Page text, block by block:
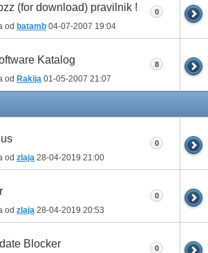
(for download) pravilnik !
od batamb 04-07-2007 19:04
0
Katalog
od Rakija 01-05-2007 21:07
8
od zlaja 28-04-2019 21:00
0
od zlaja 28-04-2019 20:53
0
Blocker 0